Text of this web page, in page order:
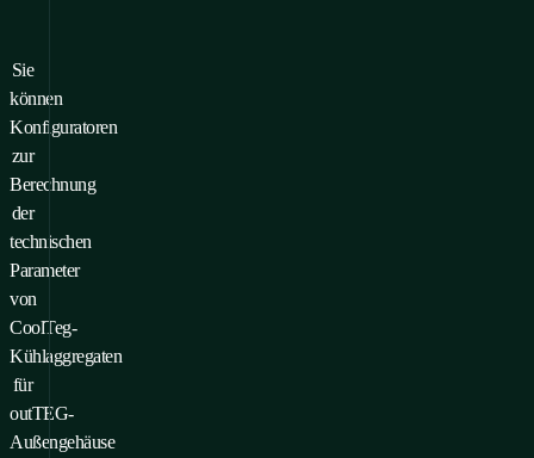
Sie
können
Konfiguratoren
zur
Berechnung
der
technischen
Parameter
von
CoolTeg-
Kühlaggregaten
für
outTEG-
Außengehäuse